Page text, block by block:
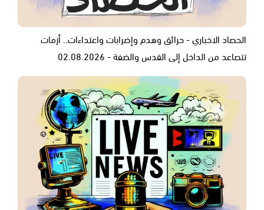
الحصاد الاخباري - حرائق وهدم وإضرابات واعتداءات.. أزمات
تتصاعد من الداخل إلى القدس والضفة - 02.08.2026